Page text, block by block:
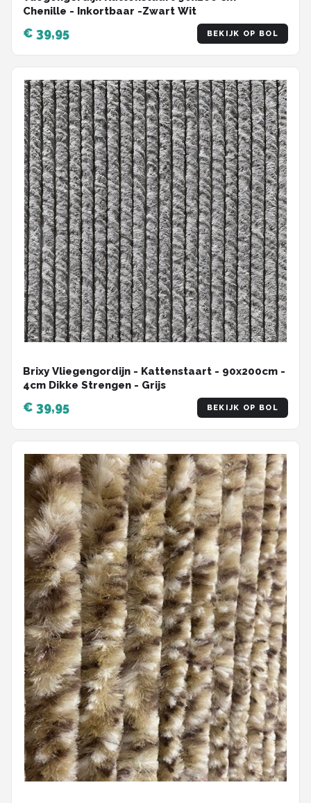
Chenille - Inkortbaar -Zwart Wit
€ 39,95 BEKIJK OP BOL
Brixy Vliegengordijn - Kattenstaart - 90x200cm -
4cm Dikke Strengen - Grijs
€ 39,95 BEKIJK OP BOL